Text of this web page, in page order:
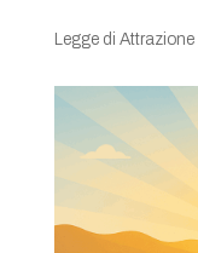
Legge di Attrazione|